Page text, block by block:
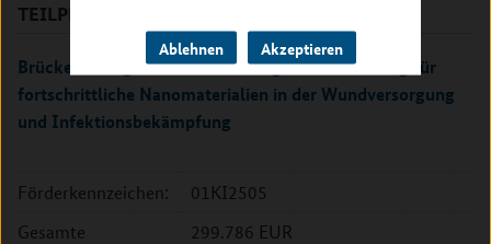
Ablehnen Akzeptieren
TEILPROJEKTE
Brückenschlag von der Forschung zur Anwendung für
fortschrittliche Nanomaterialien in der Wundversorgung
und Infektionsbekämpfung
Förderkennzeichen:
01KI2505
Gesamte
299.786 EUR